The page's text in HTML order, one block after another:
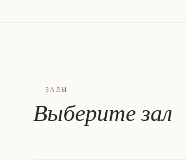
ЗАЛЫ
Выберите зал